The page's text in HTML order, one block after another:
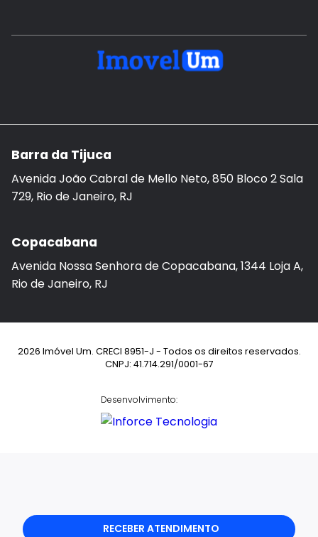
RECEBER ATENDIMENTO
Barra da Tijuca
Avenida João Cabral de Mello Neto, 850 Bloco 2 Sala
729, Rio de Janeiro, RJ
Copacabana
Avenida Nossa Senhora de Copacabana, 1344 Loja A,
Rio de Janeiro, RJ
2026 Imóvel Um. CRECI 8951-J - Todos os direitos reservados.
CNPJ: 41.714.291/0001-67
Desenvolvimento: